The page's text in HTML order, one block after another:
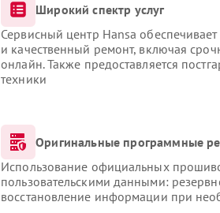
Широкий спектр услуг
Сервисный центр Hansa
и качественный ремонт, включая
онлайн. Также предоставляется
техники
Оригинальные программные
Использование официальных
пользовательскими данными:
восстановление информации при